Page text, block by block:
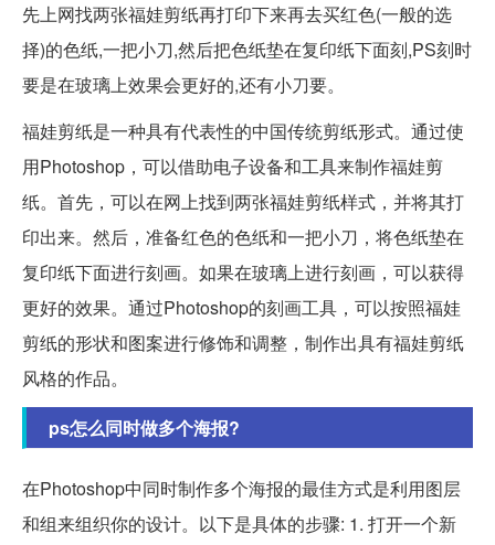
先上网找两张福娃剪纸再打印下来再去买红色(一般的选
择)的色纸,一把小刀,然后把色纸垫在复印纸下面刻,PS刻时
要是在玻璃上效果会更好的,还有小刀要。
福娃剪纸是一种具有代表性的中国传统剪纸形式。通过使
用Photoshop，可以借助电子设备和工具来制作福娃剪
纸。首先，可以在网上找到两张福娃剪纸样式，并将其打
印出来。然后，准备红色的色纸和一把小刀，将色纸垫在
复印纸下面进行刻画。如果在玻璃上进行刻画，可以获得
更好的效果。通过Photoshop的刻画工具，可以按照福娃
剪纸的形状和图案进行修饰和调整，制作出具有福娃剪纸
风格的作品。
ps怎么同时做多个海报?
在Photoshop中同时制作多个海报的最佳方式是利用图层
和组来组织你的设计。以下是具体的步骤: 1. 打开一个新